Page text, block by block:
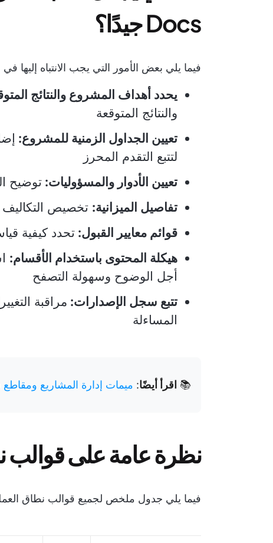
Docs جيدًا؟
فيما يلي بعض الأمور التي يجب الانتباه إليها
يحدد أهداف المشروع والنتائج
والنتائج المتوقعة
تعيين الجداول الزمنية للمشروع:
لتتبع التقدم المحرز
تعيين الأدوار والمسؤوليات: توضيح
تفاصيل الميزانية: تخصيص التكاليف
قوائم معايير القبول: تحدد كيفية
هيكلة المحتوى باستخدام الأقسام:
أجل الوضوح وسهولة التصفح
تتبع سجل الإصدارات: مراقبة
المساءلة
📚 اقرأ أيضًا: ميمات إدارة المشاريع
نظرة عامة على قوالب
فيما يلي جدول ملخص لجميع قوالب نطاق